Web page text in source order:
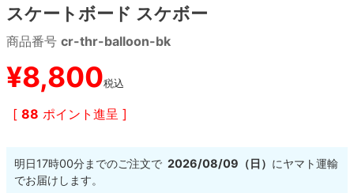
スケートボード スケボー
商品番号 cr-thr-balloon-bk
¥8,800税込
[ 88 ポイント進呈 ]
明日17時00分までのご注文で 2026/08/09（日） にヤマト運輸
でお届けします。
8.9inch
9.0inch以上
シェイプデッキ
9.0inch以上
110mm
30cm